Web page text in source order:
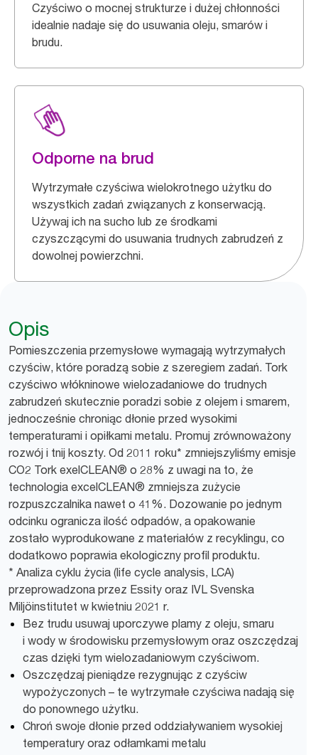
Czyściwo o mocnej strukturze i dużej chłonności
idealnie nadaje się do usuwania oleju, smarów i
brudu.
Odporne na brud
Wytrzymałe czyściwa wielokrotnego użytku do
wszystkich zadań związanych z konserwacją.
Używaj ich na sucho lub ze środkami
czyszczącymi do usuwania trudnych zabrudzeń z
dowolnej powierzchni.
Opis
Pomieszczenia przemysłowe wymagają wytrzymałych
czyściw, które poradzą sobie z szeregiem zadań. Tork
czyściwo włókninowe wielozadaniowe do trudnych
zabrudzeń skutecznie poradzi sobie z olejem i smarem,
jednocześnie chroniąc dłonie przed wysokimi
temperaturami i opiłkami metalu. Promuj zrównoważony
rozwój i tnij koszty. Od 2011 roku* zmniejszyliśmy emisje
CO2 Tork exelCLEAN® o 28% z uwagi na to, że
technologia excelCLEAN® zmniejsza zużycie
rozpuszczalnika nawet o 41%. Dozowanie po jednym
odcinku ogranicza ilość odpadów, a opakowanie
zostało wyprodukowane z materiałów z recyklingu, co
dodatkowo poprawia ekologiczny profil produktu.
* Analiza cyklu życia (life cycle analysis, LCA)
przeprowadzona przez Essity oraz IVL Svenska
Miljöinstitutet w kwietniu 2021 r.
Bez trudu usuwaj uporczywe plamy z oleju, smaru
i wody w środowisku przemysłowym oraz oszczędzaj
czas dzięki tym wielozadaniowym czyściwom.
Oszczędzaj pieniądze rezygnując z czyściw
wypożyczonych – te wytrzymałe czyściwa nadają się
do ponownego użytku.
Chroń swoje dłonie przed oddziaływaniem wysokiej
temperatury oraz odłamkami metalu